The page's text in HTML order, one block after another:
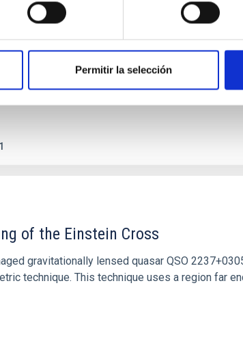
Permitir la selección
histories (SFHs) and the inner dark
influence the formation of cored versus
1
of the Einstein Cross
gravitationally lensed quasar QSO
technique. This technique uses a region far